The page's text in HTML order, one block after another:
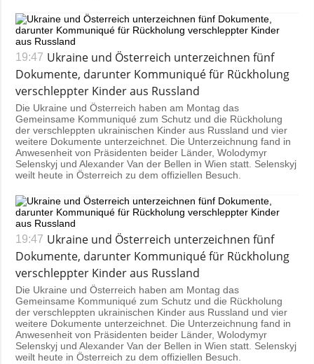
19:47 Ukraine und Österreich unterzeichnen fünf
Dokumente, darunter Kommuniqué für Rückholung
verschleppter Kinder aus Russland
Die Ukraine und Österreich haben am Montag das
Gemeinsame Kommuniqué zum Schutz und die Rückholung
der verschleppten ukrainischen Kinder aus Russland und vier
weitere Dokumente unterzeichnet. Die Unterzeichnung fand in
Anwesenheit von Präsidenten beider Länder, Wolodymyr
Selenskyj und Alexander Van der Bellen in Wien statt. Selenskyj
weilt heute in Österreich zu dem offiziellen Besuch.
19:47 Ukraine und Österreich unterzeichnen fünf
Dokumente, darunter Kommuniqué für Rückholung
verschleppter Kinder aus Russland
Die Ukraine und Österreich haben am Montag das
Gemeinsame Kommuniqué zum Schutz und die Rückholung
der verschleppten ukrainischen Kinder aus Russland und vier
weitere Dokumente unterzeichnet. Die Unterzeichnung fand in
Anwesenheit von Präsidenten beider Länder, Wolodymyr
Selenskyj und Alexander Van der Bellen in Wien statt. Selenskyj
weilt heute in Österreich zu dem offiziellen Besuch.